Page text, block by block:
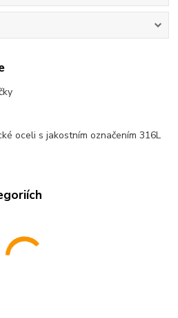
oceli s jakostním označením 316L